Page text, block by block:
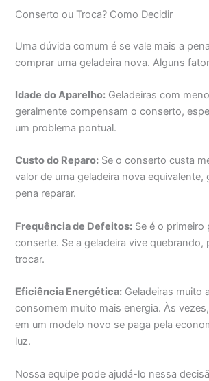
Conserto ou Troca? Como Decidir
Uma dúvida comum é se vale mais a
comprar uma geladeira nova. Alguns
Idade do Aparelho: Geladeiras com
geralmente compensam o conserto,
um problema pontual.
Custo do Reparo: Se o conserto custa
valor de uma geladeira nova equivalente,
pena reparar.
Frequência de Defeitos: Se é o primeiro
conserte. Se a geladeira vive quebrando,
trocar.
Eficiência Energética: Geladeiras muito
consomem muito mais energia. Às
em um modelo novo se paga pela
luz.
Nossa equipe pode ajudá-lo nessa